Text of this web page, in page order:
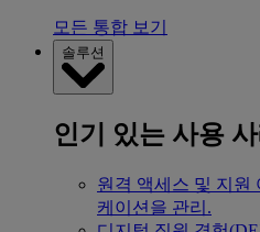
모든 통합 보기
솔루션
인기 있는 사용 사
원격 액세스 및 지원
케이션을 관리.